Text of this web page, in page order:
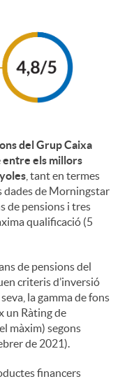
del Grup Caixa
entre els millors
, tant en termes
dades de Morningstar
de pensions i tres
qualificació (5
de pensions del
criteris d’inversió
la gamma de fons
un Ràting de
màxim) segons
de 2021).
financers